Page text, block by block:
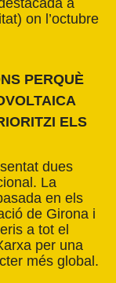
a
on l’octubre
PERQUÈ
ELS
dues
La
en els
de Girona i
a tot el
per una
més global.